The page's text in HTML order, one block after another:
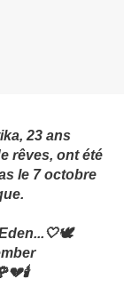
23 ans
rêves, ont été
le 7 octobre